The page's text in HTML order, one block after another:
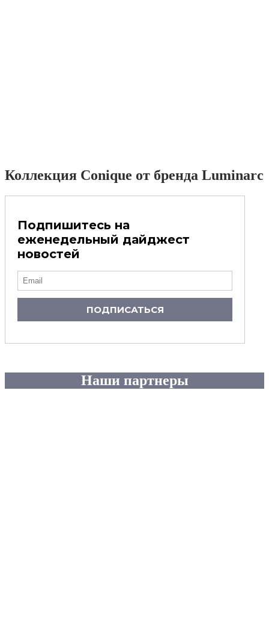
Коллекция Conique от бренда Luminarc
Подпишитесь на
еженедельный дайджест
новостей
ПОДПИСАТЬСЯ
Наши партнеры